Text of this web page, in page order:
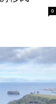
0